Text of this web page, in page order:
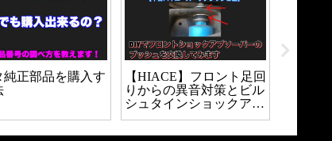
【HIACE200カスタム】
メッキドアノブをマット
ブラックに変更してみ
た。
ハイエースのスライドド
ア異音の原因はこれだっ
た！対策方法を解説しま
す